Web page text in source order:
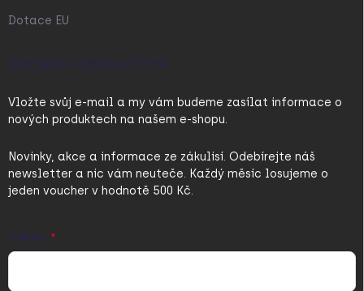
Dotace EU
ODEBÍRAT NEWSLETTER
Vložte svůj e-mail a my vám budeme zasílat informace o
nových produktech na našem e-shopu.
Novinky, akce a informace ze zákulisí. Odebírejte náš
newsletter a nic vám neuteče. Každý měsíc losujeme o
jeden voucher v hodnotě 500 Kč.
E-MAIL